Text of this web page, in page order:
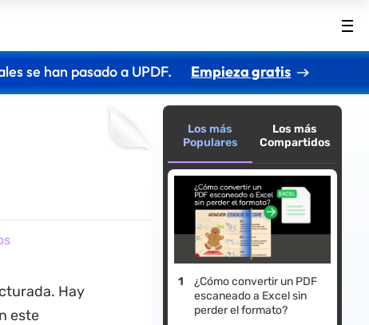
se han pasado a UPDF. Empieza gratis
Hay
este
Los más
Populares
Los más
Compartidos
¿Cómo convertir un PDF
escaneado a Excel sin
perder el formato?